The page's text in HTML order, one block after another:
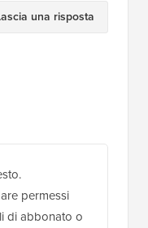
una risposta
permessi
di abbonato o